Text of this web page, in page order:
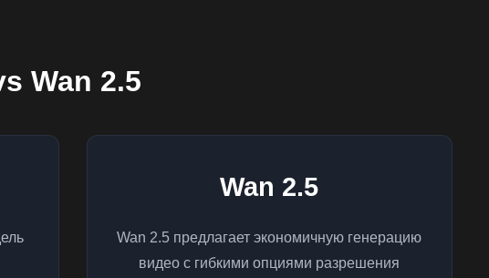
Wan 2.5
Wan 2.5
Wan 2.5 предлагает экономичную генерацию
видео с гибкими опциями разрешения